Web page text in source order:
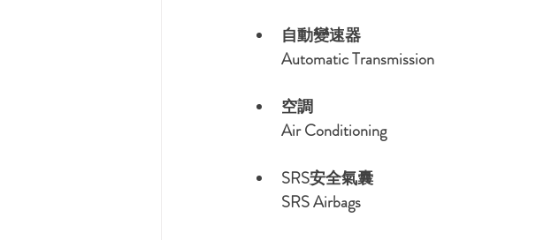
自動變速器
Automatic Transmission
空調
Air Conditioning
SRS安全氣囊
SRS Airbags